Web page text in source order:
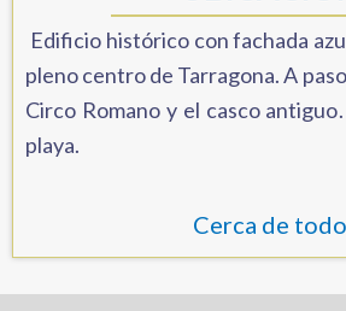
Edificio histórico con fachada
pleno centro de Tarragona. A
Circo Romano y el casco
playa.
Cerca de todo